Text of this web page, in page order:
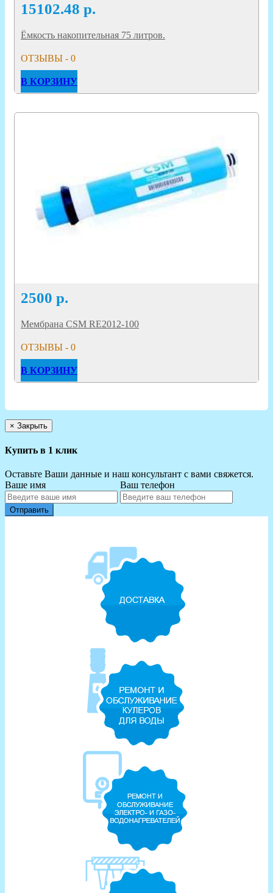
15102.48 р.
Ёмкость накопительная 75 литров.
ОТЗЫВЫ - 0
В КОРЗИНУ
2500 р.
Мембрана CSM RE2012-100
ОТЗЫВЫ - 0
В КОРЗИНУ
× Закрыть
Купить в 1 клик
Оставьте Ваши данные и наш консультант с вами свяжется.
Ваше имя
Ваш телефон
Отправить